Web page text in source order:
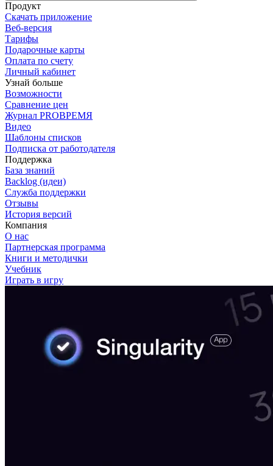
Продукт
Скачать приложение
Веб-версия
Тарифы
Подарочные карты
Оплата по счету
Личный кабинет
Узнай больше
Возможности
Сравнение цен
Журнал PROВРЕМЯ
Видео
Шаблоны списков
Подписка от работодателя
Поддержка
База знаний
Backlog (идеи)
Служба поддержки
Отзывы
История версий
Компания
О нас
Партнерская программа
Книги и методички
Учебник
Играть в игру